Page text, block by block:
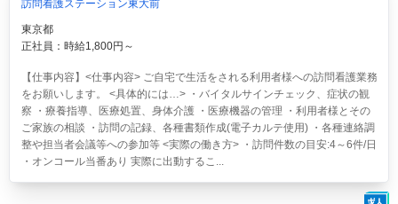
訪問看護ステーション東大前
東京都
正社員：時給1,800円～
【仕事内容】<仕事内容> ご自宅で生活をされる利用者様への訪問看護業務
をお願いします。 <具体的には…> ・バイタルサインチェック、症状の観
察 ・療養指導、医療処置、身体介護 ・医療機器の管理 ・利用者様とその
ご家族の相談 ・訪問の記録、各種書類作成(電子カルテ使用) ・各種連絡調
整や担当者会議等への参加等 <実際の働き方> ・訪問件数の目安:4～6件/日
・オンコール当番あり 実際に出動するこ...